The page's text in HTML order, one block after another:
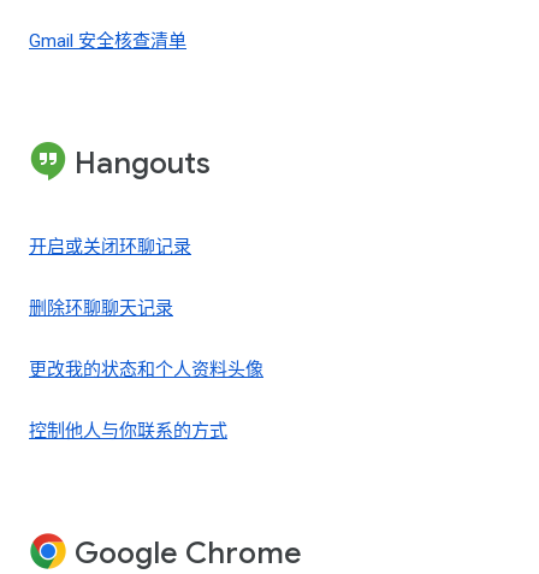
Gmail 安全核查清单
Hangouts
开启或关闭环聊记录
删除环聊聊天记录
更改我的状态和个人资料头像
控制他人与你联系的方式
Google Chrome